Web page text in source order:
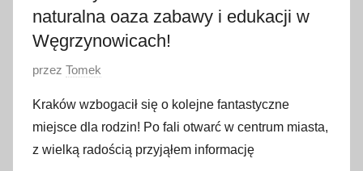
6
naturalna oaza zabawy i edukacji w
Węgrzynowicach!
O
u
b
l
przez Tomek
Kraków wzbogacił się o kolejne fantastyczne
miejsce dla rodzin! Po fali otwarć w centrum miasta,
z wielką radością przyjąłem informację